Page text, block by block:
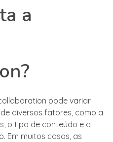
a
pode variar
diversos fatores, como a
o tipo de conteúdo e a
Em muitos casos, as